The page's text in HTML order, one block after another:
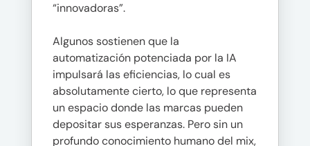
“innovadoras”.
Algunos sostienen que la
automatización potenciada por la IA
impulsará las eficiencias, lo cual es
absolutamente cierto, lo que representa
un espacio donde las marcas pueden
depositar sus esperanzas. Pero sin un
profundo conocimiento humano del mix,